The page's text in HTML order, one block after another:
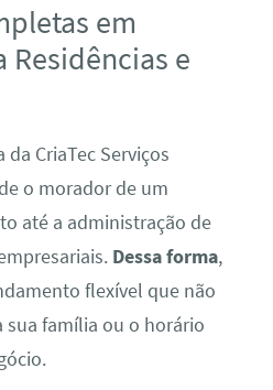
em
Residências e
CriaTec Serviços
o morador de um
até a administração de
Dessa forma,
flexível que não
sua família ou o horário